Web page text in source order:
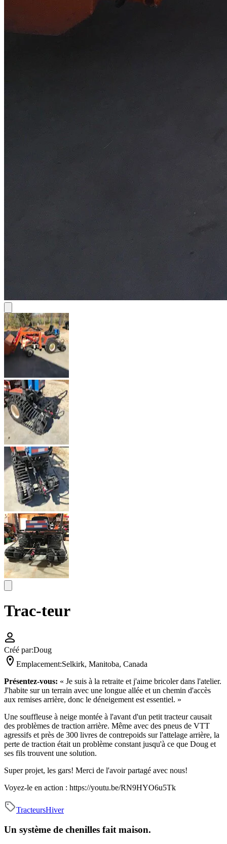
Trac-teur
Créé par:Doug
Emplacement:Selkirk, Manitoba, Canada
Présentez-vous: « Je suis à la retraite et j'aime bricoler dans l'atelier.
J'habite sur un terrain avec une longue allée et un chemin d'accès
aux remises arrière, donc le déneigement est essentiel. »
Une souffleuse à neige montée à l'avant d'un petit tracteur causait
des problèmes de traction arrière. Même avec des pneus de VTT
agressifs et près de 300 livres de contrepoids sur l'attelage arrière, la
perte de traction était un problème constant jusqu'à ce que Doug et
ses fils trouvent une solution.
Super projet, les gars! Merci de l'avoir partagé avec nous!
Voyez-le en action : https://youtu.be/RN9HYO6u5Tk
TracteursHiver
Un système de chenilles fait maison.